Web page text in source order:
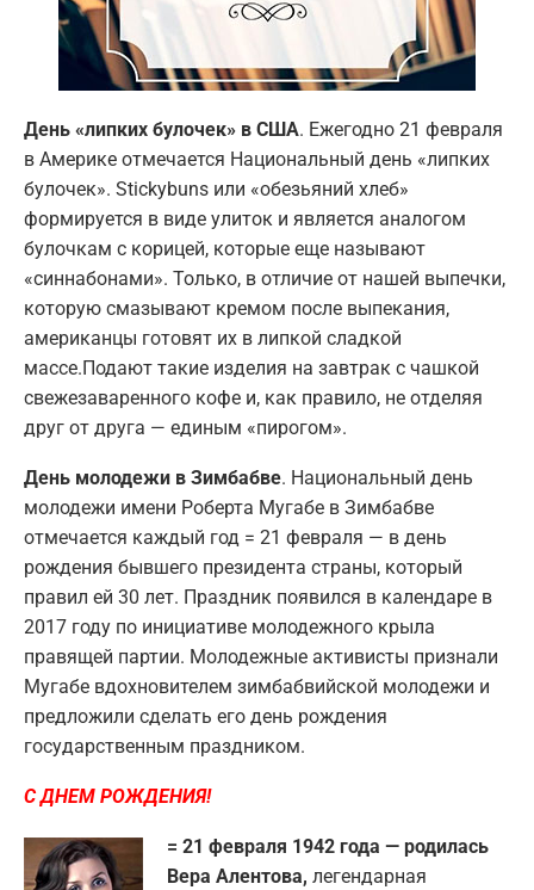
День «липких булочек» в США. Ежегодно 21 февраля
в Америке отмечается Национальный день «липких
булочек». Stickybuns или «обезьяний хлеб»
формируется в виде улиток и является аналогом
булочкам с корицей, которые еще называют
«синнабонами». Только, в отличие от нашей выпечки,
которую смазывают кремом после выпекания,
американцы готовят их в липкой сладкой
массе.Подают такие изделия на завтрак с чашкой
свежезаваренного кофе и, как правило, не отделяя
друг от друга — единым «пирогом».
День молодежи в Зимбабве. Национальный день
молодежи имени Роберта Мугабе в Зимбабве
отмечается каждый год = 21 февраля — в день
рождения бывшего президента страны, который
правил ей 30 лет. Праздник появился в календаре в
2017 году по инициативе молодежного крыла
правящей партии. Молодежные активисты признали
Мугабе вдохновителем зимбабвийской молодежи и
предложили сделать его день рождения
государственным праздником.
С ДНЕМ РОЖДЕНИЯ!
= 21 февраля 1942 года — родилась
Вера Алентова, легендарная